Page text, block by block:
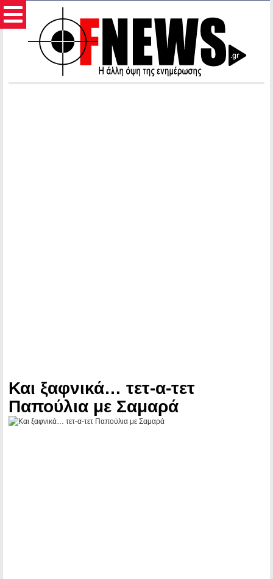
Και ξαφνικά… τετ-α-τετ
Παπούλια με Σαμαρά